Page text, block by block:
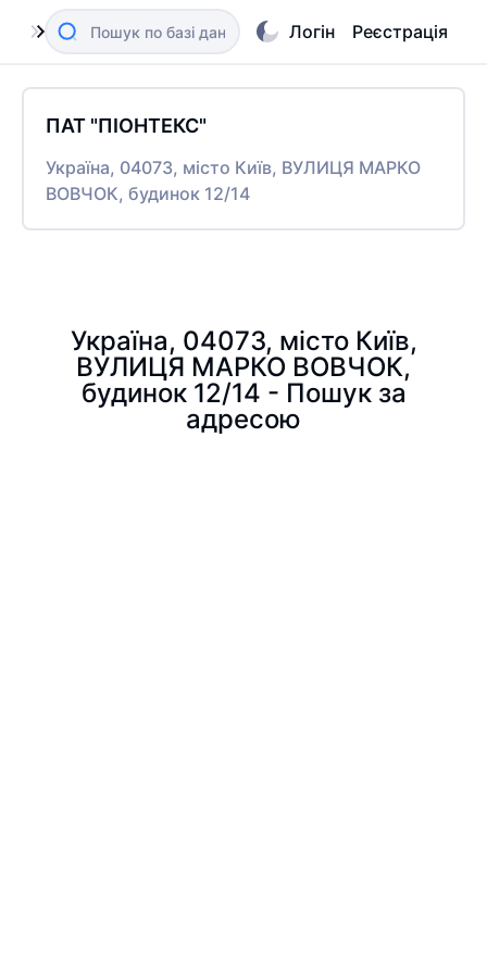
Логін Реєстрація
ПАТ "ПІОНТЕКС"
Україна, 04073, місто Київ, ВУЛИЦЯ МАРКО
ВОВЧОК, будинок 12/14
Україна, 04073, місто Київ,
ВУЛИЦЯ МАРКО ВОВЧОК,
будинок 12/14 - Пошук за
адресою